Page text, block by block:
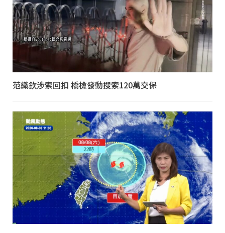
范織欽涉索回扣 橋檢發動搜索120萬交保